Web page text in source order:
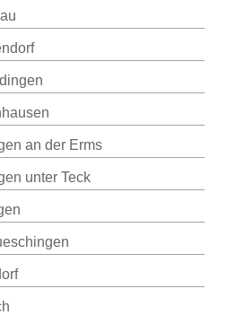
an der Erms
unter Teck